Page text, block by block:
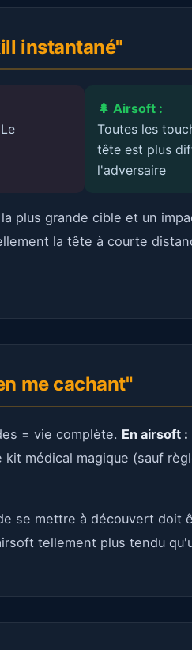
instantané"
🌲 Airsoft :
Toutes les
tête est plus
l'adversaire
plus grande cible et un
la tête à courte
me cachant"
= vie complète. En airsoft :
médical magique (sauf
se mettre à découvert doit
tellement plus tendu